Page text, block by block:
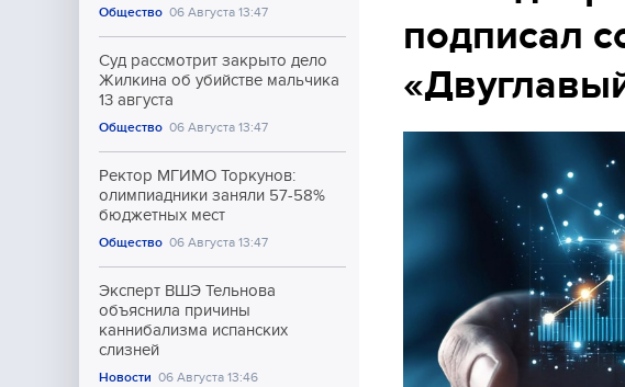
Культура
Общество 06 Августа 13:47
Суд рассмотрит закрыто дело
Жилкина об убийстве мальчика
13 августа
Общество 06 Августа 13:47
Ректор МГИМО Торкунов:
олимпиадники заняли 57-58%
бюджетных мест
Общество 06 Августа 13:47
Эксперт ВШЭ Тельнова
объяснила причины
каннибализма испанских
слизней
Новости 06 Августа 13:46
подписал